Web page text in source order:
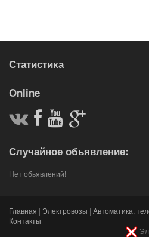
Статистика
Online
Случайное обьявление:
Нет обьявлений!
Главная | Электровозы | Автоматика,
Контакты